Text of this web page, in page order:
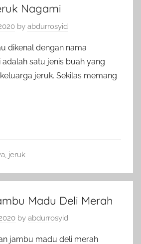
Nagami
by abdurrosyid
dikenal dengan nama
satu jenis buah yang
jeruk. Sekilas memang
jeruk
Madu Deli Merah
by abdurrosyid
jambu madu deli merah